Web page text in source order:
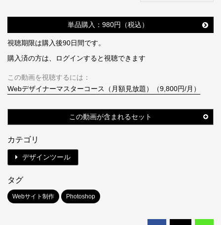
単品購入：980円（税込）
視聴期限は購入後90日間です。
購入済の方は、ログインすると視聴できます
この動画を視聴するには：
Webデザイナーマスターコース（月額見放題）（9,800円/月）
この動画が含まれるセット
カテゴリ
デザインツール
タグ
Webサイト制作 Photoshop